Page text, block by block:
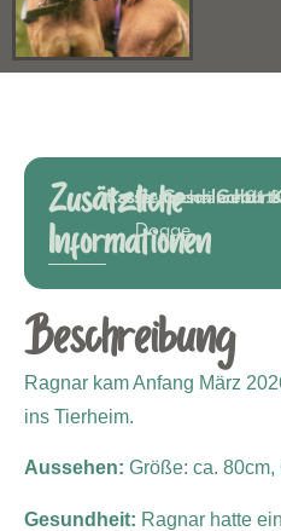
Zusätzliche
Informationen
Rasse:Deutsche
Dogge
Geschlecht:
männlich
Beschreibung
Ragnar kam Anfang März
ins Tierheim.
Aussehen: Größe: ca. 80cm,
Gesundheit: Ragnar hatte